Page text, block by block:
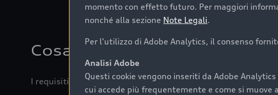
momento con effetto futuro. Per maggiori
nonché alla sezione Note Legali.
Per l'utilizzo di Adobe Analytics, il consenso
Analisi Adobe
Questi cookie vengono inseriti da Adobe
cui accede più frequentemente e come si
Cosa sapere prima di
I requisiti fondamentali da considerare prima di acquistare